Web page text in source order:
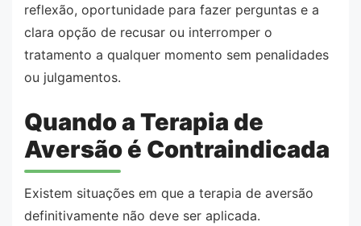
reflexão, oportunidade para fazer perguntas e a
clara opção de recusar ou interromper o
tratamento a qualquer momento sem penalidades
ou julgamentos.
Quando a Terapia de
Aversão é Contraindicada
Existem situações em que a terapia de aversão
definitivamente não deve ser aplicada.